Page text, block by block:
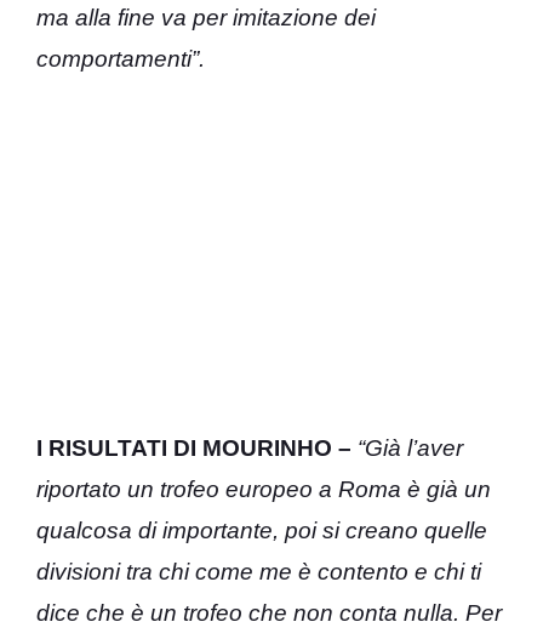
ma alla fine va per imitazione dei
comportamenti”.
I RISULTATI DI MOURINHO – “Già l’aver
riportato un trofeo europeo a Roma è già un
qualcosa di importante, poi si creano quelle
divisioni tra chi come me è contento e chi ti
dice che è un trofeo che non conta nulla. Per